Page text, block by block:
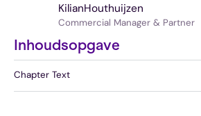
KilianHouthuijzen
Commercial Manager & Partner
Inhoudsopgave
Chapter Text